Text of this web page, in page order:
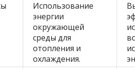
Использование
энергии
окружающей
среды для
отопления и
охлаждения.